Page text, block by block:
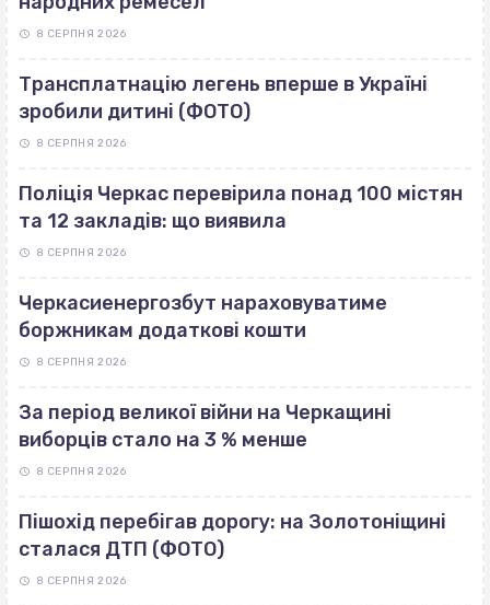
8 СЕРПНЯ 2026
Трансплатнацію легень вперше в Україні
зробили дитині (ФОТО)
8 СЕРПНЯ 2026
Поліція Черкас перевірила понад 100 містян
та 12 закладів: що виявила
8 СЕРПНЯ 2026
Черкасиенергозбут нараховуватиме
боржникам додаткові кошти
8 СЕРПНЯ 2026
За період великої війни на Черкащині
виборців стало на 3 % менше
8 СЕРПНЯ 2026
Пішохід перебігав дорогу: на Золотоніщині
сталася ДТП (ФОТО)
8 СЕРПНЯ 2026